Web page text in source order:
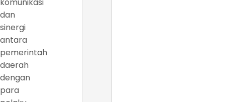
dan
sinergi
antara
pemerintah
daerah
dengan
para